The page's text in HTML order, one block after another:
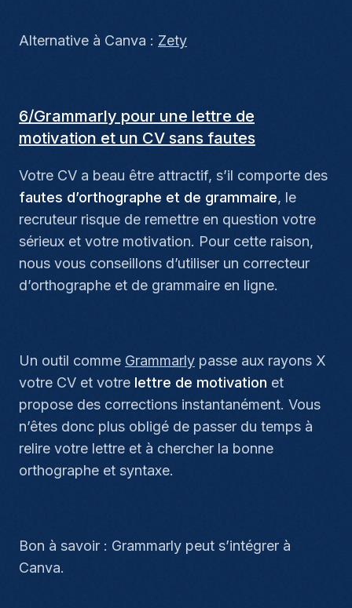
Alternative à Canva : Zety
6/Grammarly pour une lettre de
motivation et un CV sans fautes
Votre CV a beau être attractif, s’il comporte des
fautes d’orthographe et de grammaire, le
recruteur risque de remettre en question votre
sérieux et votre motivation. Pour cette raison,
nous vous conseillons d’utiliser un correcteur
d’orthographe et de grammaire en ligne.
Un outil comme Grammarly passe aux rayons X
votre CV et votre lettre de motivation et
propose des corrections instantanément. Vous
n’êtes donc plus obligé de passer du temps à
relire votre lettre et à chercher la bonne
orthographe et syntaxe.
Bon à savoir : Grammarly peut s’intégrer à
Canva.